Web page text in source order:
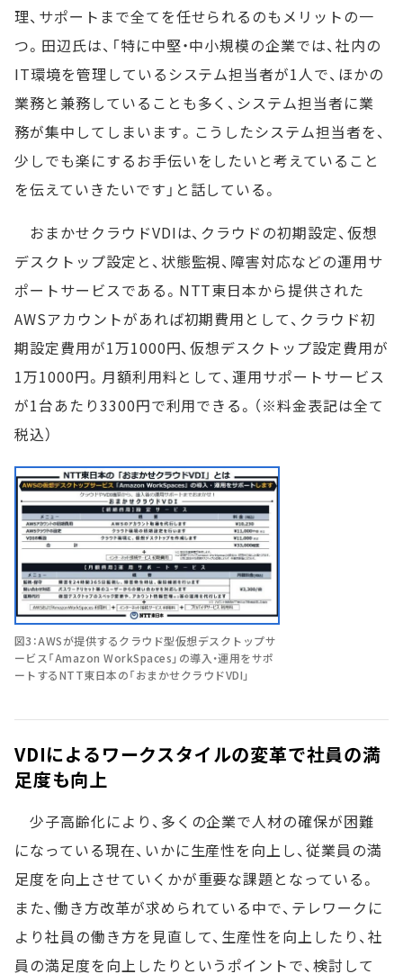
理、サポートまで全てを任せられるのもメリットの一
つ。田辺氏は、「特に中堅・中小規模の企業では、社内の
IT環境を管理しているシステム担当者が1人で、ほかの
業務と兼務していることも多く、システム担当者に業
務が集中してしまいます。こうしたシステム担当者を、
少しでも楽にするお手伝いをしたいと考えていること
を伝えていきたいです」と話している。
おまかせクラウドVDIは、クラウドの初期設定、仮想
デスクトップ設定と、状態監視、障害対応などの運用サ
ポートサービスである。NTT東日本から提供された
AWSアカウントがあれば初期費用として、クラウド初
期設定費用が1万1000円、仮想デスクトップ設定費用が
1万1000円。月額利用料として、運用サポートサービス
が1台あたり3300円で利用できる。（※料金表記は全て
税込）
図3：AWSが提供するクラウド型仮想デスクトップサ
ービス「Amazon WorkSpaces」の導入・運用をサポ
ートするNTT東日本の「おまかせクラウドVDI」
VDIによるワークスタイルの変革で社員の満
足度も向上
少子高齢化により、多くの企業で人材の確保が困難
になっている現在、いかに生産性を向上し、従業員の満
足度を向上させていくかが重要な課題となっている。
また、働き方改革が求められている中で、テレワークに
より社員の働き方を見直して、生産性を向上したり、社
員の満足度を向上したりというポイントで、検討して